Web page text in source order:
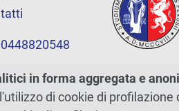
in forma aggregata e
di cookie di profilazione